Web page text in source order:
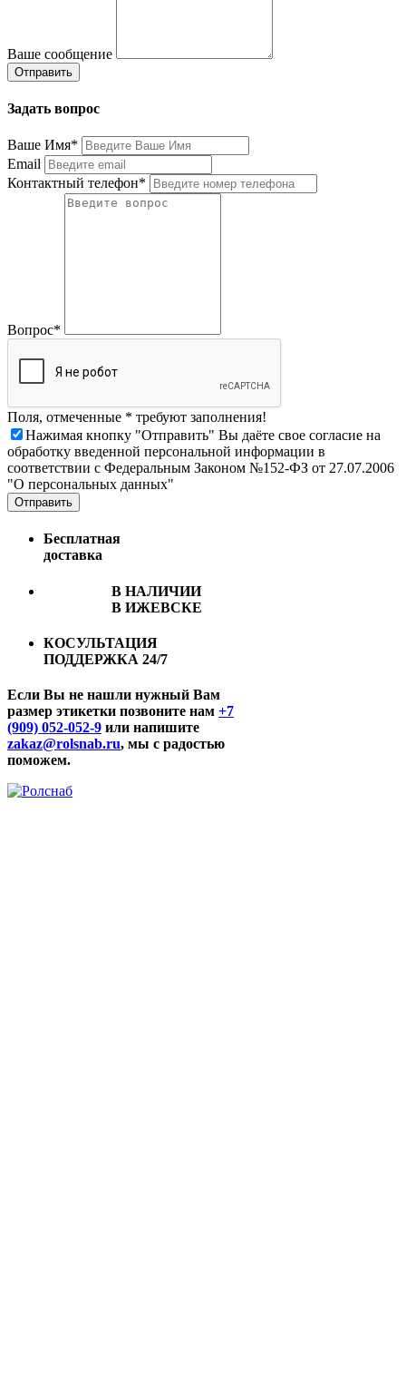
Ваше сообщение
Задать вопрос
Ваше Имя*
Email
Контактный телефон*
Вопрос*
Поля, отмеченные * требуют заполнения!
Нажимая кнопку "Отправить" Вы даёте свое согласие на
обработку введенной персональной информации в
соответствии с Федеральным Законом №152-ФЗ от 27.07.2006
"О персональных данных"
Отправить
Бесплатная
доставка
В НАЛИЧИИ
В ИЖЕВСКЕ
КОСУЛЬТАЦИЯ
ПОДДЕРЖКА 24/7
Если Вы не нашли нужный Вам
размер этикетки позвоните нам +7
(909) 052-052-9 или напишите
zakaz@rolsnab.ru, мы с радостью
поможем.